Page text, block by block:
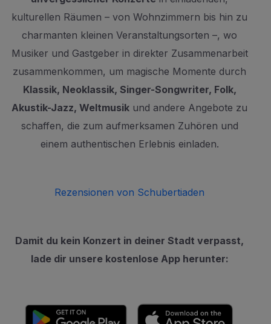
kulturellen Räumen – von Wohnzimmern bis hin zu
charmanten kleinen Veranstaltungsorten –, wo
Musiker und Gastgeber in direkter Zusammenarbeit
zusammenkommen, um magische Momente durch
Klassik, Neoklassik, Singer-Songwriter, Folk,
Akustik-Jazz, Weltmusik und andere Angebote zu
schaffen, die zum aufmerksamen Zuhören und
einem authentischen Erlebnis einladen.
Rezensionen von Schubertiaden
Damit du kein Konzert in deiner Stadt verpasst,
lade dir unsere kostenlose App herunter: